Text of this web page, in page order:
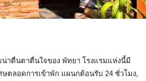
น่าตื่นตาตื่นใจของ พัทยา โรงแรมแห่งนี้มี
ตลอดการเข้าพัก แผนกต้อนรับ 24 ชั่วโมง,